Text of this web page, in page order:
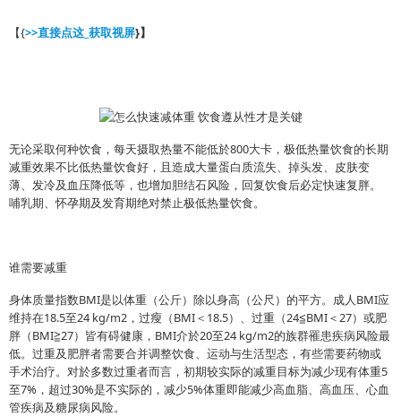
【{>>直接点这_获取视屏}】
无论采取何种饮食，每天摄取热量不能低於800大卡，极低热量饮食的长期
减重效果不比低热量饮食好，且造成大量蛋白质流失、掉头发、皮肤变
薄、发冷及血压降低等，也增加胆结石风险，回复饮食后必定快速复胖。
哺乳期、怀孕期及发育期绝对禁止极低热量饮食。
谁需要减重
身体质量指数BMI是以体重（公斤）除以身高（公尺）的平方。成人BMI应
维持在18.5至24 kg/m2，过瘦（BMI＜18.5）、过重（24≦BMI＜27）或肥
胖（BMI≧27）皆有碍健康，BMI介於20至24 kg/m2的族群罹患疾病风险最
低。过重及肥胖者需要合并调整饮食、运动与生活型态，有些需要药物或
手术治疗。对於多数过重者而言，初期较实际的减重目标为减少现有体重5
至7%，超过30%是不实际的，减少5%体重即能减少高血脂、高血压、心血
管疾病及糖尿病风险。